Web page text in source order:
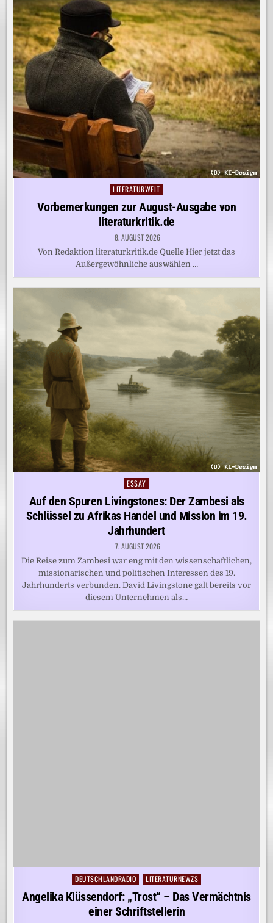
Posted
LITERATURWELT
Vorbemerkungen zur August-Ausgabe von
literaturkritik.de
8. AUGUST 2026
Von Redaktion literaturkritik.de Quelle Hier jetzt das
Außergewöhnliche auswählen …
Posted
ESSAY
Auf den Spuren Livingstones: Der Zambesi als
Schlüssel zu Afrikas Handel und Mission im 19.
Jahrhundert
7. AUGUST 2026
Die Reise zum Zambesi war eng mit den wissenschaftlichen,
missionarischen und politischen Interessen des 19.
Jahrhunderts verbunden. David Livingstone galt bereits vor
diesem Unternehmen als…
Posted
in
DEUTSCHLANDRADIO LITERATURNEWZS
Angelika Klüssendorf: „Trost“ – Das Vermächtnis
einer Schriftstellerin